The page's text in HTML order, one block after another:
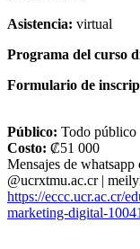
Asistencia: virtual
Programa del curso
Formulario de
Público: Todo público
Costo: ₡51 000
Mensajes de whatsapp
@ucrxtmu.ac.cr|
https://eccc.ucr.ac.cr/
marketing-digital-